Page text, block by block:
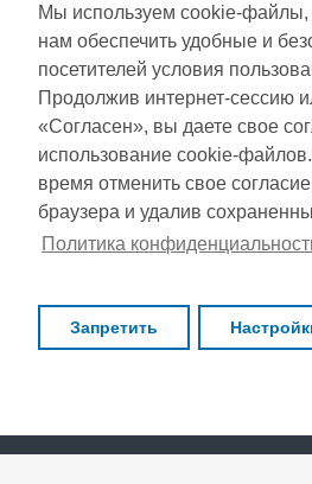
Мы используем cookie-файлы,
нам обеспечить удобные и
посетителей условия
Продолжив интернет-сессию
«Согласен», вы даете свое
использование cookie-
время отменить свое
браузера и удалив
Политика
Запретить
СЕРВИС КЛИЕНТОВ
Доставка
Оплата
Copyright © 2021, Super